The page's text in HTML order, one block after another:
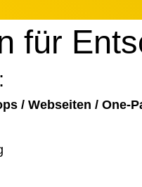
für
/ Webseiten / One-